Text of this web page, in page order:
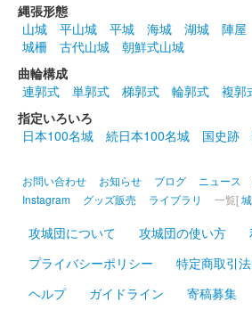
沼田城跡 御城印
販売終了
販売終了
沼田城跡 御城印 ひなまつり
販売終了
縄張形態
山城
平山城 平城 海城 湖城 陣屋
城柵
古代山城
朝鮮式山城
曲輪構成
連郭式
単郭式 梯郭式 輪郭式 複郭
指定いろいろ
日本100名城
続日本100名城 国史跡
お問い合わせ お知らせ ブログ ニュース
Instagram
グッズ販売 ライブラリ 一覧[城
攻城団について 攻城団の使い方
プライバシーポリシー
特定商取引
ヘルプ
ガイドライン
寄稿募集